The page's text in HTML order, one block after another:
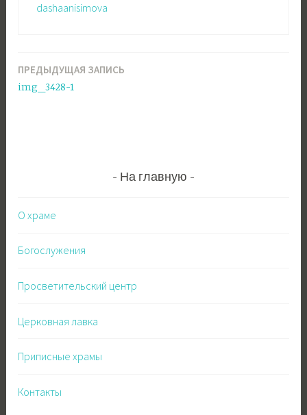
dashaanisimova
Навигация
по
ПРЕДЫДУЩАЯ ЗАПИСЬ
img_3428-1
На главную
О храме
Богослужения
Просветительский центр
Церковная лавка
Приписные храмы
Контакты